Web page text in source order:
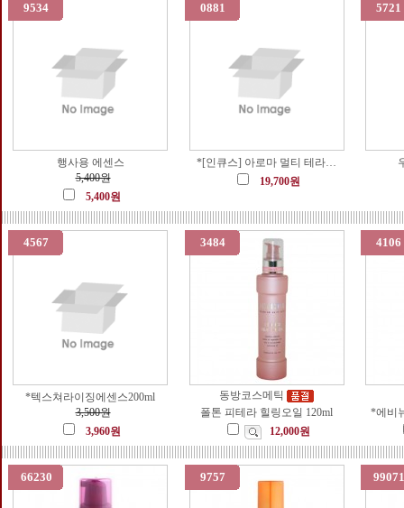
9534
행사용 에센스
5,400원
5,400원
0881
*[인큐스] 아로마 멀티 테라…
19,700원
5721
4567
*텍스쳐라이징에센스200ml
3,500원
3,960원
3484
동방코스메틱
폴톤 피테라 힐링오일 120ml
12,000원
4106
*에비
66230 9757 99071